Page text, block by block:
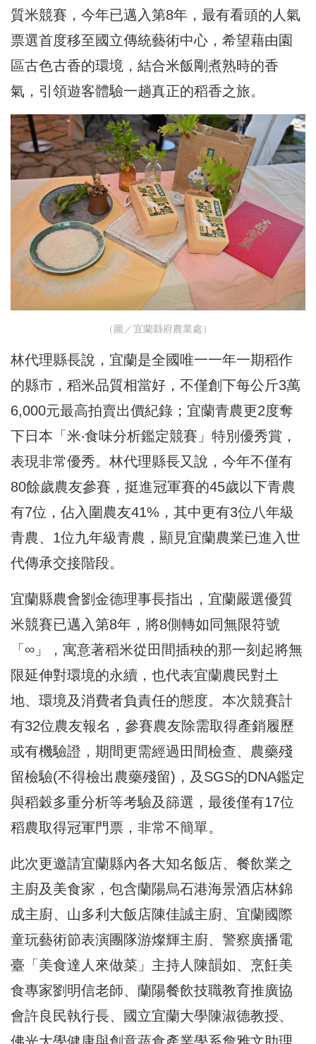
質米競賽，今年已邁入第8年，最有看頭的人氣
票選首度移至國立傳統藝術中心，希望藉由園
區古色古香的環境，結合米飯剛煮熟時的香
氣，引領遊客體驗一趟真正的稻香之旅。
（圖／宜蘭縣府農業處）
林代理縣長說，宜蘭是全國唯一一年一期稻作
的縣市，稻米品質相當好，不僅創下每公斤3萬
6,000元最高拍賣出價紀錄；宜蘭青農更2度奪
下日本「米‧食味分析鑑定競賽」特別優秀賞，
表現非常優秀。林代理縣長又說，今年不僅有
80餘歲農友參賽，挺進冠軍賽的45歲以下青農
有7位，佔入圍農友41%，其中更有3位八年級
青農、1位九年級青農，顯見宜蘭農業已進入世
代傳承交接階段。
宜蘭縣農會劉金德理事長指出，宜蘭嚴選優質
米競賽已邁入第8年，將8側轉如同無限符號
「∞」，寓意著稻米從田間插秧的那一刻起將無
限延伸對環境的永續，也代表宜蘭農民對土
地、環境及消費者負責任的態度。本次競賽計
有32位農友報名，參賽農友除需取得產銷履歷
或有機驗證，期間更需經過田間檢查、農藥殘
留檢驗(不得檢出農藥殘留)，及SGS的DNA鑑定
與稻穀多重分析等考驗及篩選，最後僅有17位
稻農取得冠軍門票，非常不簡單。
此次更邀請宜蘭縣內各大知名飯店、餐飲業之
主廚及美食家，包含蘭陽烏石港海景酒店林錦
成主廚、山多利大飯店陳佳誠主廚、宜蘭國際
童玩藝術節表演團隊游燦輝主廚、警察廣播電
臺「美食達人來做菜」主持人陳韻如、烹飪美
食專家劉明信老師、蘭陽餐飲技職教育推廣協
會許良民執行長、國立宜蘭大學陳淑德教授、